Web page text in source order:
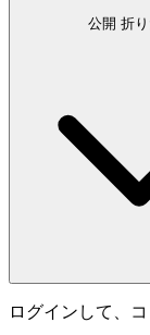
公開 折
ログインして、